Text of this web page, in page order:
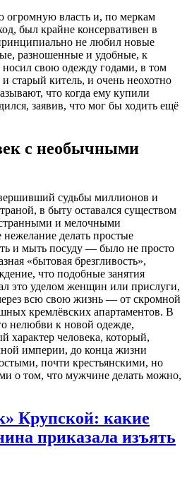
огромную власть и, по меркам
был крайне консервативен в
не любил новые
разношенные и удобные, к
свою одежду годами, в том
старый китель, и очень неохотно
что когда ему купили
заявив, что мог бы ходить ещё
с необычными
судьбы миллионов и
в быту оставался существом
и мелочными
делать простые
и мыть посуду — было не просто
«бытовая брезгливость»,
что подобные занятия
это уделом женщин или прислуги,
всю свою жизнь — от скромной
кремлёвских апартаментов. В
нелюбви к новой одежде,
характер человека, который,
империи, до конца жизни
почти крестьянскими, но
о том, что мужчине делать можно,
Крупской: какие
приказала изъять